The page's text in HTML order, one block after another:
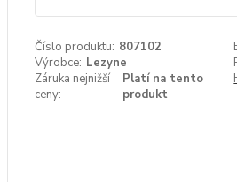
Číslo produktu: 807102
Výrobce: Lezyne
Záruka nejnižší
ceny:
Platí na tento
produkt